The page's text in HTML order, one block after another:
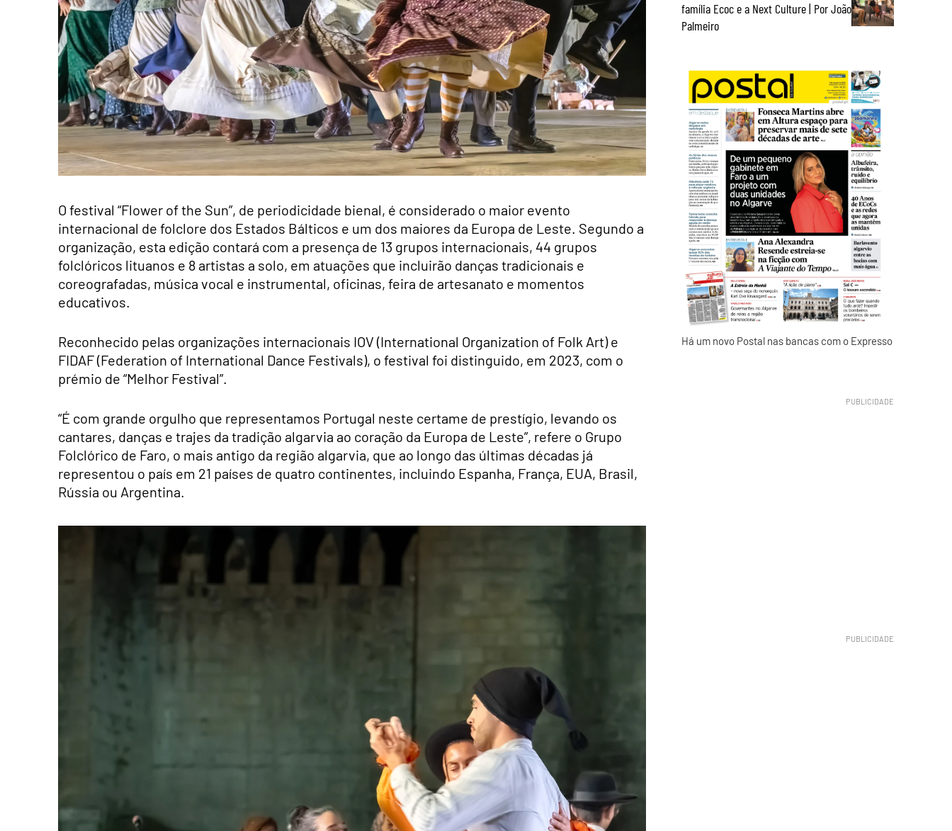
O festival “Flower of the Sun”, de periodicidade bienal, é considerado o maior evento
internacional de folclore dos Estados Bálticos e um dos maiores da Europa de Leste. Segundo a
organização, esta edição contará com a presença de 13 grupos internacionais, 44 grupos
folclóricos lituanos e 8 artistas a solo, em atuações que incluirão danças tradicionais e
coreografadas, música vocal e instrumental, oficinas, feira de artesanato e momentos
educativos.
Reconhecido pelas organizações internacionais IOV (International Organization of Folk Art) e
FIDAF (Federation of International Dance Festivals), o festival foi distinguido, em 2023, com o
prémio de “Melhor Festival”.
“É com grande orgulho que representamos Portugal neste certame de prestígio, levando os
cantares, danças e trajes da tradição algarvia ao coração da Europa de Leste”, refere o Grupo
Folclórico de Faro, o mais antigo da região algarvia, que ao longo das últimas décadas já
representou o país em 21 países de quatro continentes, incluindo Espanha, França, EUA, Brasil,
Rússia ou Argentina.
família Ecoc e a Next Culture | Por João
Palmeiro
Há um novo Postal nas bancas com o Expresso